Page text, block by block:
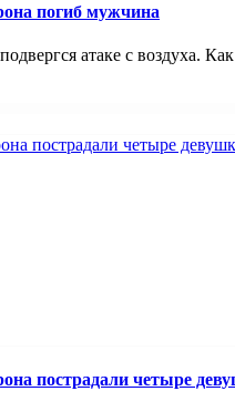
погиб мужчина
атаке с воздуха.
пострадали четыре